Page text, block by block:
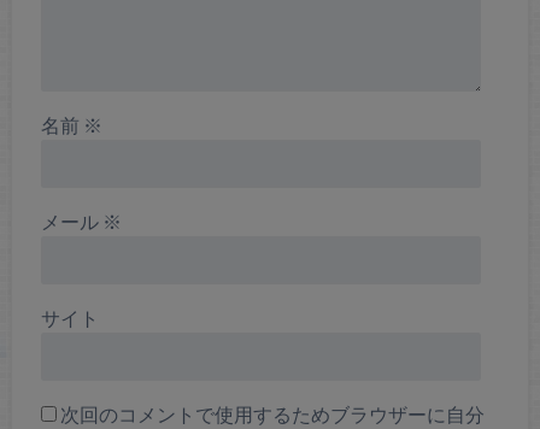
名前 ※
メール ※
サイト
次回のコメントで使用するためブラウザーに自分